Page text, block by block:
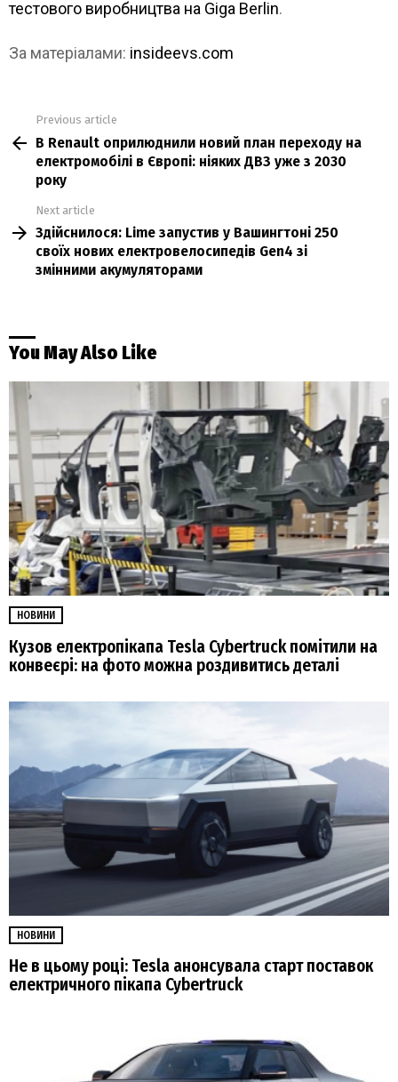
тестового виробництва на Giga Berlin.
За матеріалами: insideevs.com
more
Previous article
В Renault оприлюднили новий план переходу на
електромобілі в Європі: ніяких ДВЗ уже з 2030
року
Next article
Здійснилося: Lime запустив у Вашингтоні 250
своїх нових електровелосипедів Gen4 зі
змінними акумуляторами
You May Also Like
НОВИНИ
Кузов електропікапа Tesla Cybertruck помітили на
конвеєрі: на фото можна роздивитись деталі
НОВИНИ
Не в цьому році: Tesla анонсувала старт поставок
електричного пікапа Cybertruck